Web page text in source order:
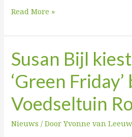
Read More »
Susan Bijl
‘Green Friday’
Voedseltuin
Nieuws / DoorYvonne van
Susan
Bijl
kiest
‘Green
Friday’